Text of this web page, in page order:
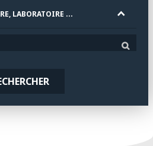
LABORATOIRE ...